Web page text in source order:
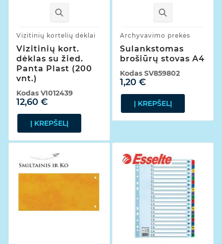
Vizitinių kortelių dėklai
Vizitinių kort.
dėklas su žied.
Panta Plast (200
vnt.)
12,60 €
Kodas VI012439
Į KREPŠELĮ
Archyvavimo prekės
Sulankstomas
brošiūrų stovas A4
1,20 €
Kodas SV859802
Į KREPŠELĮ